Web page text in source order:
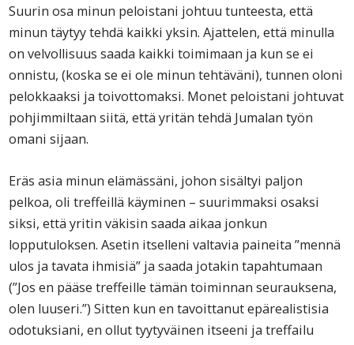
Suurin osa minun peloistani johtuu tunteesta, että
minun täytyy tehdä kaikki yksin. Ajattelen, että minulla
on velvollisuus saada kaikki toimimaan ja kun se ei
onnistu, (koska se ei ole minun tehtäväni), tunnen oloni
pelokkaaksi ja toivottomaksi. Monet peloistani johtuvat
pohjimmiltaan siitä, että yritän tehdä Jumalan työn
omani sijaan.
Eräs asia minun elämässäni, johon sisältyi paljon
pelkoa, oli treffeillä käyminen – suurimmaksi osaksi
siksi, että yritin väkisin saada aikaa jonkun
lopputuloksen. Asetin itselleni valtavia paineita ”mennä
ulos ja tavata ihmisiä” ja saada jotakin tapahtumaan
(”Jos en pääse treffeille tämän toiminnan seurauksena,
olen luuseri.”) Sitten kun en tavoittanut epärealistisia
odotuksiani, en ollut tyytyväinen itseeni ja treffailu